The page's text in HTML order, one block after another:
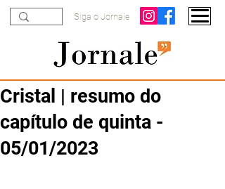
Siga o Jornale
Cristal | resumo do
capítulo de quinta -
05/01/2023